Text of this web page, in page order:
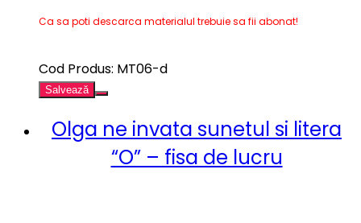
Ca sa poti descarca materialul trebuie sa fii abonat!
Cod Produs: MT06-d
Salvează
Olga ne invata sunetul si litera
“O” – fisa de lucru